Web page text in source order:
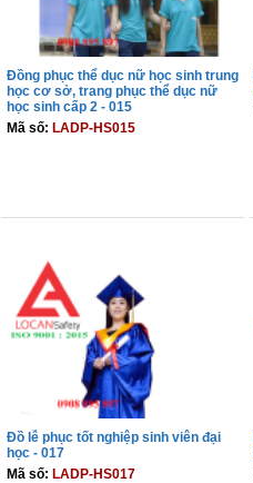
Đồng phục thể dục nữ học sinh trung
học cơ sở, trang phục thể dục nữ
học sinh cấp 2 - 015
Mã số: LADP-HS015
Đồ lễ phục tốt nghiệp sinh viên đại
học - 017
Mã số: LADP-HS017